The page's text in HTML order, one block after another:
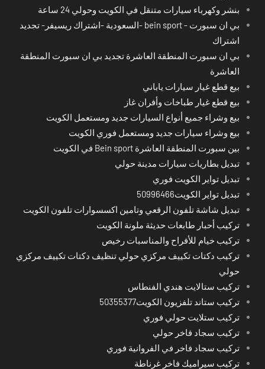
بنشر وكهرباء سيارات متنقل في الكويت وحولي 24 ساعة
بي ان سبورت - bein sport -السعودية -اشتراك ريسيفر- تجديد
اشتراك
بي ان سبورت المنطقة العاشرة تجديد بي ان سبورت المنطقة
العاشرة
بيع قطع غيار سيارات ياباني
بيع قطع غيار طباخات وأفران غاز
بيع وشراء جميع أنواع السيارات جديد ومستعمل الكويت
بيع وشراء سيارات جديد ومستعمل فوري الكويت
بين سبورت المنطقة العاشرة Bein sport في الكويت
تبديل بطاريات سيارات مدينة حولي
تبديل تواير الكويت فوري
تبديل تواير الكويت50996466
تبديل شاشة تلفون الرقعي وتامين اكسسوارات تلفون الكويت
تركيب أحبار طابعات حديثة ملونة الكويت
تركيب خيام للأفراح والمناسبات رخيص
تركيب دكتات تكييف مركزي حولي تنظيف دكتات تكييف مركزي
حولي
تركيب ستالايت هندي الفنطاس
تركيب ستاند تلفزيون الكويت50355377
تركيب ستلايت حولي فوري
تركيب سجاد فاخر حولي
تركيب سجاد فاخر في الفروانية فوري
تركيب سيراميك فاخر غرناطة